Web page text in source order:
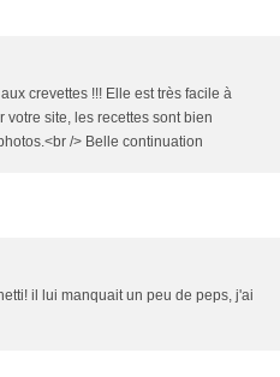
crevettes !!! Elle est très facile à
votre site, les recettes sont bien
/> Belle continuation
il lui manquait un peu de peps, j'ai